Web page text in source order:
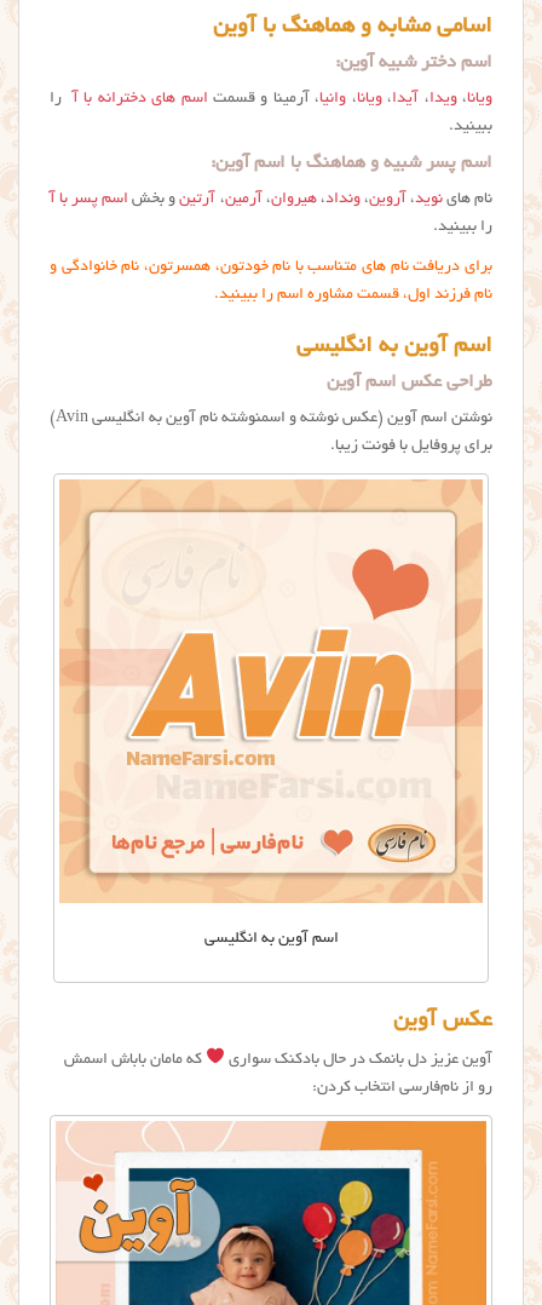
اسامی مشابه و هماهنگ با آوین
اسم دختر شبیه آوین:
ویانا،ویدا، آیدا،ویانا، وانیا، آرمینا و قسمت اسم های دخترانه با آ را
ببینید.
اسم پسر شبیه و هماهنگ با اسم آوین:
نام هاینوید، آروین،ونداد،هیروان، آرمین، آرتینو بخش اسم پسر با آ
را ببینید.
برای دریافت نام های متناسب با نام خودتون، همسرتون، نام خانوادگی و
نام فرزند اول، قسمت مشاوره اسم را ببینید.
اسم آوین به انگلیسی
طراحی عکس اسم آوین
نوشتن اسم آوین (عکس نوشته و اسمنوشته نام آوین به انگلیسی Avin)
برای پروفایل با فونت زیبا.
اسم آوین به انگلیسی
عکس آوین
آوین عزیز دل بانمک در حال بادکنک سواری
که مامان باباش اسمش
رو از نام‌فارسی انتخاب کردن: